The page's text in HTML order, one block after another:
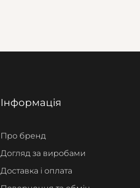
Інформація
Про бренд
Догляд за виробами
Доставка і оплата